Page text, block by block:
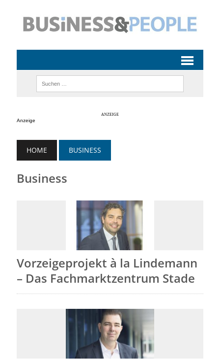
Anzeige
HOME BUSINESS
Business
Vorzeigeprojekt à la Lindemann
– Das Fachmarktzentrum Stade